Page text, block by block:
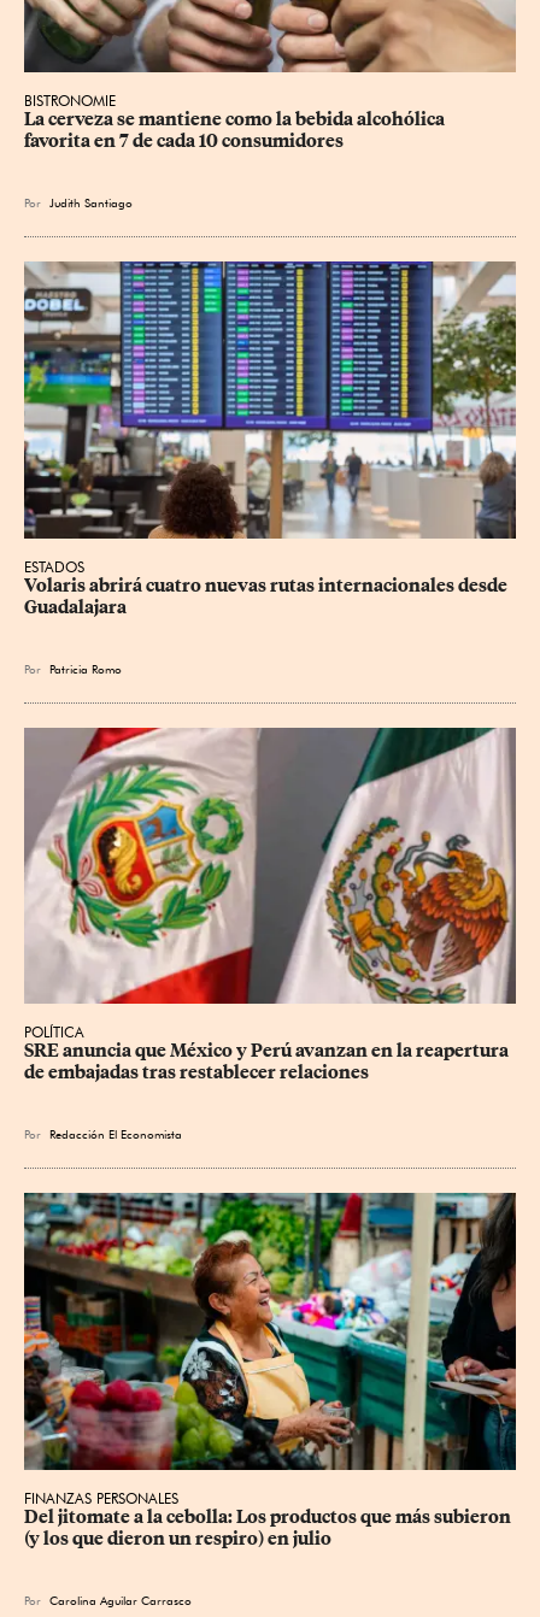
BISTRONOMIE
La cerveza se mantiene como la bebida alcohólica
favorita en 7 de cada 10 consumidores
Por Judith Santiago
ESTADOS
Volaris abrirá cuatro nuevas rutas internacionales desde
Guadalajara
Por Patricia Romo
POLÍTICA
SRE anuncia que México y Perú avanzan en la reapertura
de embajadas tras restablecer relaciones
Por Redacción El Economista
FINANZAS PERSONALES
Del jitomate a la cebolla: Los productos que más subieron
(y los que dieron un respiro) en julio
Por Carolina Aguilar Carrasco